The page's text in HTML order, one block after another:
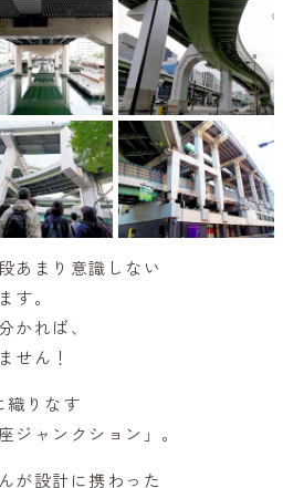
あまり意識しない
す。
かれば、
せん！
織りなす
ジャンクション」。
が設計に携わった